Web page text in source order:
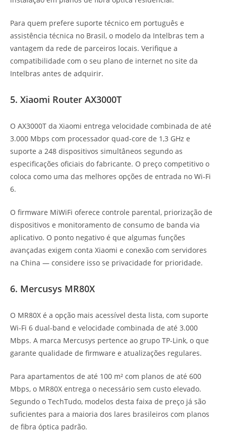
Para quem prefere suporte técnico em português e
assistência técnica no Brasil, o modelo da Intelbras tem a
vantagem da rede de parceiros locais. Verifique a
compatibilidade com o seu plano de internet no site da
Intelbras antes de adquirir.
5. Xiaomi Router AX3000T
O AX3000T da Xiaomi entrega velocidade combinada de até
3.000 Mbps com processador quad-core de 1,3 GHz e
suporte a 248 dispositivos simultâneos segundo as
especificações oficiais do fabricante. O preço competitivo o
coloca como uma das melhores opções de entrada no Wi-Fi
6.
O firmware MiWiFi oferece controle parental, priorização de
dispositivos e monitoramento de consumo de banda via
aplicativo. O ponto negativo é que algumas funções
avançadas exigem conta Xiaomi e conexão com servidores
na China — considere isso se privacidade for prioridade.
6. Mercusys MR80X
O MR80X é a opção mais acessível desta lista, com suporte
Wi-Fi 6 dual-band e velocidade combinada de até 3.000
Mbps. A marca Mercusys pertence ao grupo TP-Link, o que
garante qualidade de firmware e atualizações regulares.
Para apartamentos de até 100 m² com planos de até 600
Mbps, o MR80X entrega o necessário sem custo elevado.
Segundo o TechTudo, modelos desta faixa de preço já são
suficientes para a maioria dos lares brasileiros com planos
de fibra óptica padrão.